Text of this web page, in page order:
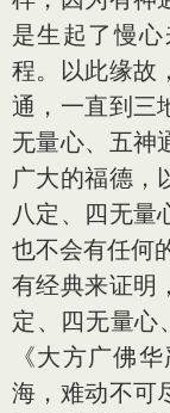
是生起了慢
程。以此缘故
通，一直到三
无量心、五神
广大的福德，
八定、四无量
也不会有任何
有经典来证明
定、四无量心
《大方广佛
海，难动不可